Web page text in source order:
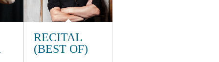
RECITAL
(BEST OF)